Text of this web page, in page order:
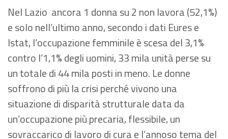
Nel Lazio ancora 1 donna su 2 non lavora (52,1%)
e solo nell’ultimo anno, secondo i dati Eures e
Istat, l’occupazione femminile è scesa del 3,1%
contro l’1,1% degli uomini, 33 mila unità perse su
un totale di 44 mila posti in meno. Le donne
soffrono di più la crisi perché vivono una
situazione di disparità strutturale data da
un’occupazione più precaria, flessibile, un
sovraccarico di lavoro di cura e l’annoso tema del